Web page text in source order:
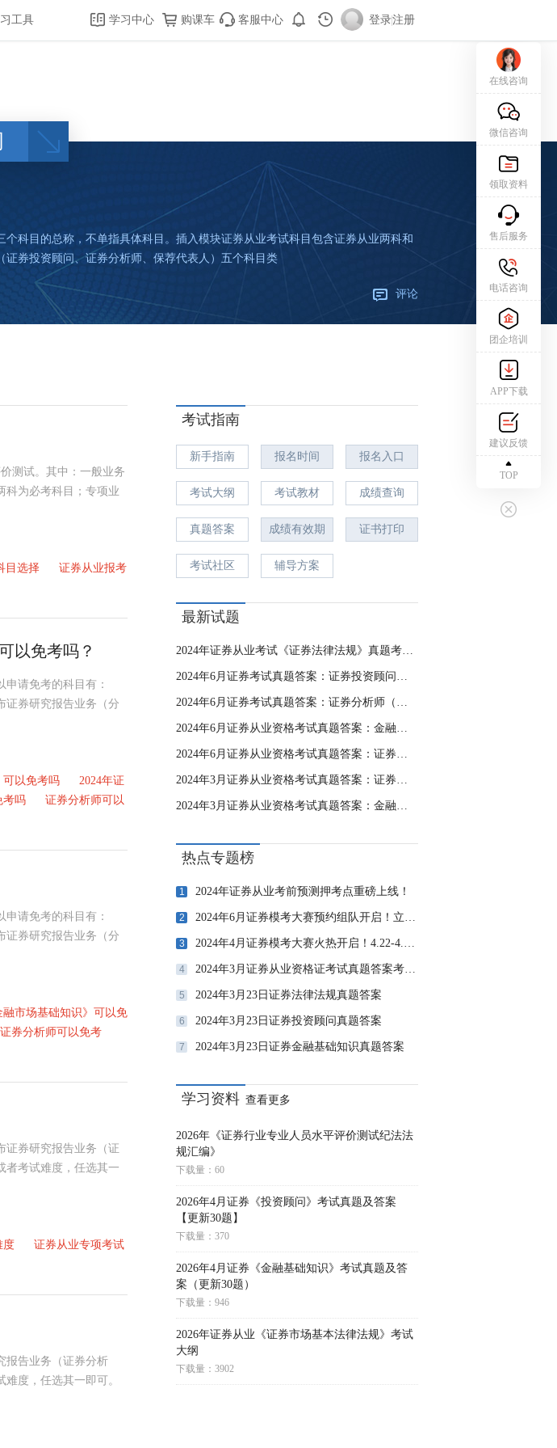
工具 学习中心 购课车 客服中心 登录|注册
科目的总称，不单指具体科目。插入模块证券从业考试科目包含证券从业两科和
券投资顾问、证券分析师、保荐代表人）五个科目类
评论
测试。其中：一般业务
科为必考科目；专项业
目选择
证券从业报考
以免考吗？
请免考的科目有：
证券研究报告业务（分
可以免考吗
2024年证
考吗
证券分析师可以
请免考的科目有：
证券研究报告业务（分
融市场基础知识》可以免
券分析师可以免考
证券研究报告业务（证
者考试难度，任选其一
度
证券从业专项考试
报告业务（证券分析
度，任选其一即可。
考试指南
新手指南 报名时间 报名入口
考试大纲 考试教材 成绩查询
真题答案 成绩有效期 证书打印
考试社区 辅导方案
最新试题
2024年证券从业考试《证券法律法规》真题考点：证券交易内幕信息的知情人
2024年6月证券考试真题答案：证券投资顾问（已更新）
2024年6月证券考试真题答案：证券分析师（已更新）
2024年6月证券从业资格考试真题答案：金融市场基础知识（已更新）
2024年6月证券从业资格考试真题答案：证券法律法规（已更新）
2024年3月证券从业资格考试真题答案：证券法律法规
2024年3月证券从业资格考试真题答案：金融市场基础知识
热点专题榜
1 2024年证券从业考前预测押考点重磅上线！
2 2024年6月证券模考大赛预约组队开启！立即加入>>
3 2024年4月证券模考大赛火热开启！4.22-4.28进行，立即加入>>
4 2024年3月证券从业资格证考试真题答案考后估分
5 2024年3月23日证券法律法规真题答案
6 2024年3月23日证券投资顾问真题答案
7 2024年3月23日证券金融基础知识真题答案
学习资料 查看更多
2026年《证券行业专业人员水平评价测试纪法法
规汇编》
下载量：60
2026年4月证券《投资顾问》考试真题及答案
【更新30题】
下载量：370
2026年4月证券《金融基础知识》考试真题及答
案（更新30题）
下载量：946
2026年证券从业《证券市场基本法律法规》考试
大纲
下载量：3902
在线咨询
微信咨询
领取资料
售后服务
电话咨询
团企培训
APP下载
建议反馈
TOP